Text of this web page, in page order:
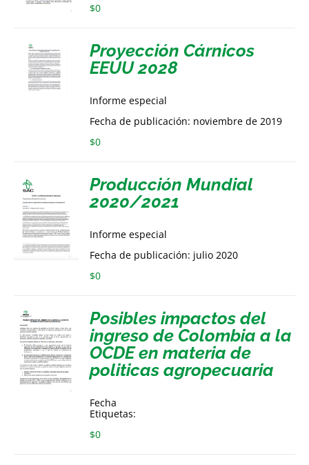
$0
Proyección Cárnicos
EEUU 2028
Informe especial
Fecha de publicación: noviembre de 2019
$0
Producción Mundial
2020/2021
Informe especial
Fecha de publicación: julio 2020
$0
Posibles impactos del
ingreso de Colombia a la
OCDE en materia de
politicas agropecuaria
Fecha
Etiquetas:
$0